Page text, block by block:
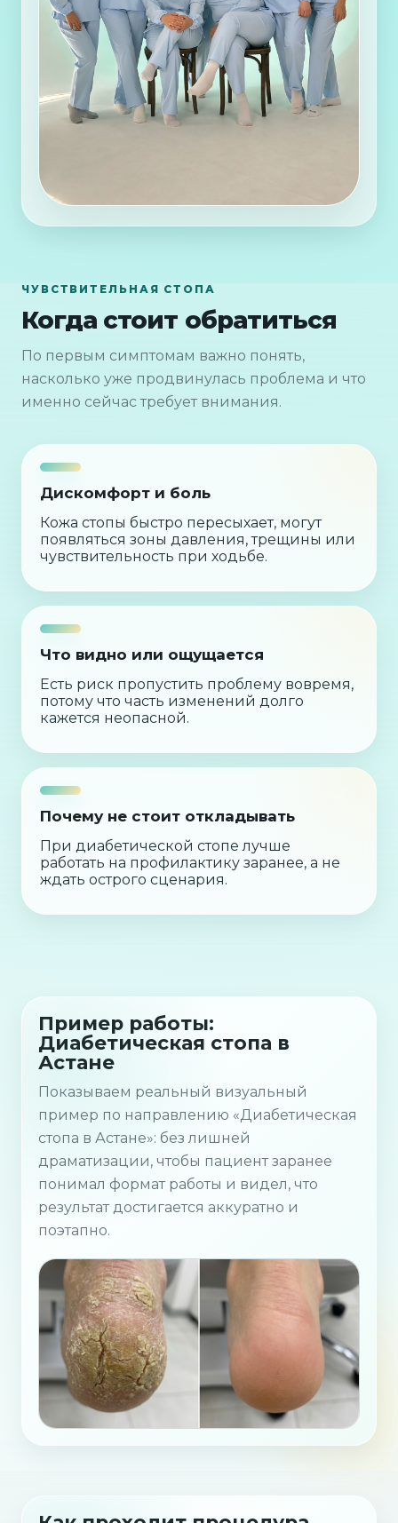
ЧУВСТВИТЕЛЬНАЯ СТОПА
Когда стоит обратиться
По первым симптомам важно понять,
насколько уже продвинулась проблема и что
именно сейчас требует внимания.
Дискомфорт и боль
Кожа стопы быстро пересыхает, могут
появляться зоны давления, трещины или
чувствительность при ходьбе.
Что видно или ощущается
Есть риск пропустить проблему вовремя,
потому что часть изменений долго
кажется неопасной.
Почему не стоит откладывать
При диабетической стопе лучше
работать на профилактику заранее, а не
ждать острого сценария.
Пример работы:
Диабетическая стопа в
Астане
Показываем реальный визуальный
пример по направлению «Диабетическая
стопа в Астане»: без лишней
драматизации, чтобы пациент заранее
понимал формат работы и видел, что
результат достигается аккуратно и
поэтапно.